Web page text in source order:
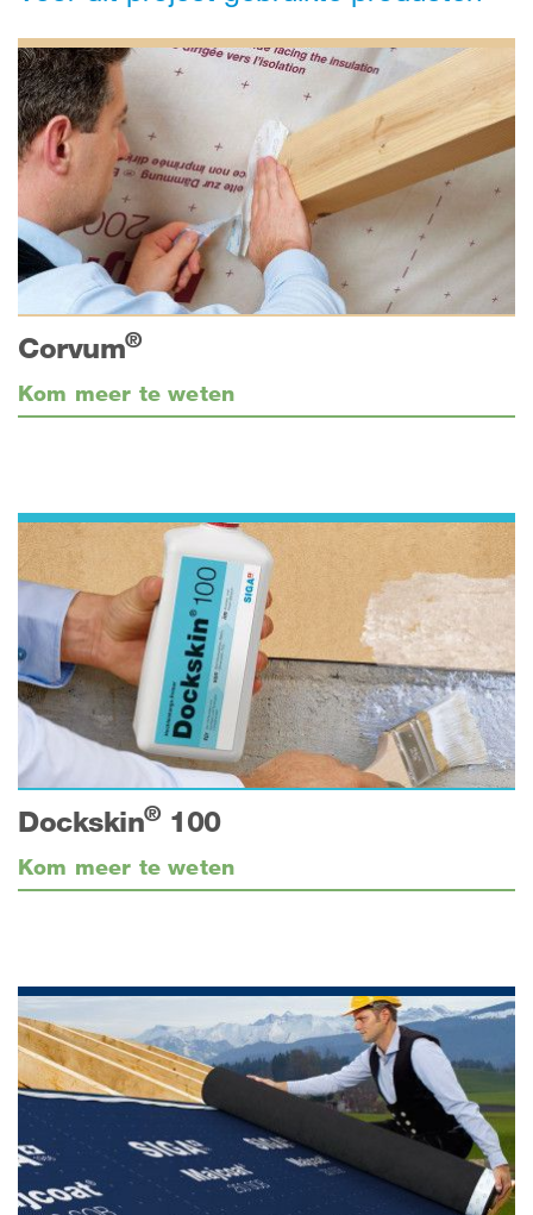
Corvum®
Kom meer te weten
Dockskin®100
Kom meer te weten